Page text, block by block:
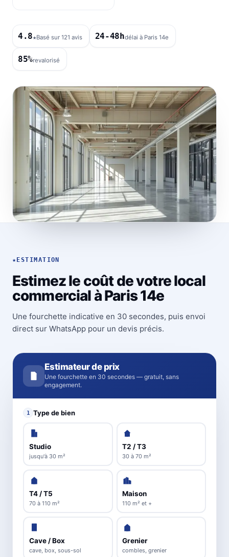
4.8★Basé sur 121 avis 24-48hdélai à Paris 14e
85%revalorisé
★ ESTIMATION
Estimez le coût de votre local
commercial à Paris 14e
Une fourchette indicative en 30 secondes, puis envoi
direct sur WhatsApp pour un devis précis.
Estimateur de prix
Une fourchette en 30 secondes — gratuit, sans
engagement.
1 Type de bien
Studio
jusqu'à 30 m²
T2 / T3
30 à 70 m²
T4 / T5
70 à 110 m²
Maison
110 m² et +
Cave / Box
cave, box, sous-sol
Grenier
combles, grenier